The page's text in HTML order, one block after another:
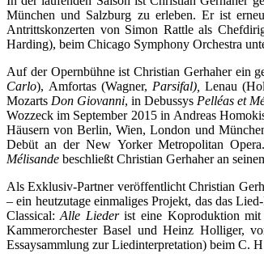
München und Salzburg zu erleben. Er ist
Antrittskonzerten von Simon Rattle als
Harding), beim Chicago Symphony Orchestra
Auf der Opernbühne ist Christian Gerhaher ein
Carlo), Amfortas (Wagner, Parsifal), Lenau
Mozarts Don Giovanni, in Debussys Pelléas et
Wozzeck im September 2015 in Andreas
Häusern von Berlin, Wien, London und
Debüt an der New Yorker Metropolitan
Mélisande beschließt Christian Gerhaher an
Als Exklusiv-Partner veröffentlicht Christian
– ein heutzutage einmaliges Projekt, das das
Classical: Alle Lieder ist eine Koproduktion mit
Kammerorchester Basel und Heinz Holliger,
Essaysammlung zur Liedinterpretation) beim C.